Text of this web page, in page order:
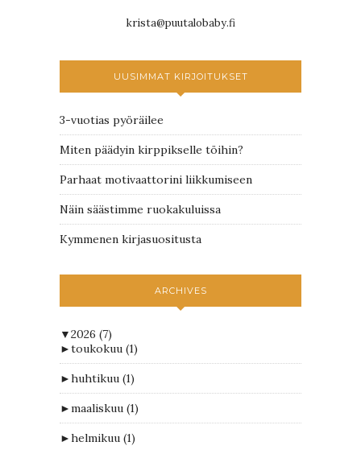
krista@puutalobaby.fi
UUSIMMAT KIRJOITUKSET
3-vuotias pyöräilee
Miten päädyin kirppikselle töihin?
Parhaat motivaattorini liikkumiseen
Näin säästimme ruokakuluissa
Kymmenen kirjasuositusta
ARCHIVES
▼2026 (7)
►toukokuu (1)
►huhtikuu (1)
►maaliskuu (1)
►helmikuu (1)